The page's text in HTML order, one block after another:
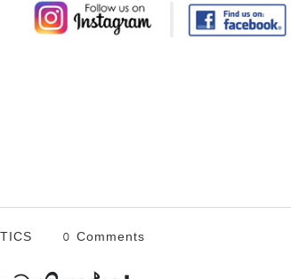
0 Comments